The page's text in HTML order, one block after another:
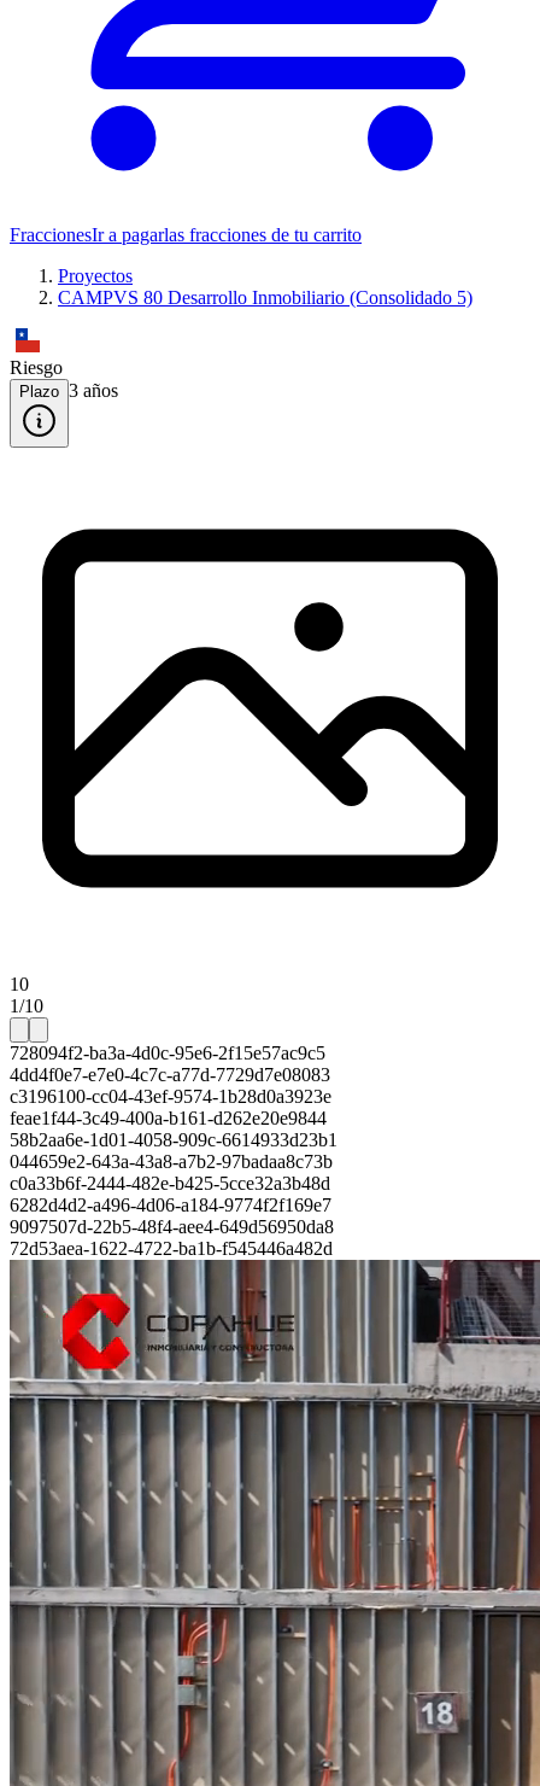
FraccionesIr a pagarlas fracciones de tu carrito
Proyectos
CAMPVS 80 Desarrollo Inmobiliario (Consolidado 5)
Riesgo
Plazo 3 años
10
1/10
728094f2-ba3a-4d0c-95e6-2f15e57ac9c5
4dd4f0e7-e7e0-4c7c-a77d-7729d7e08083
c3196100-cc04-43ef-9574-1b28d0a3923e
feae1f44-3c49-400a-b161-d262e20e9844
58b2aa6e-1d01-4058-909c-6614933d23b1
044659e2-643a-43a8-a7b2-97badaa8c73b
c0a33b6f-2444-482e-b425-5cce32a3b48d
6282d4d2-a496-4d06-a184-9774f2f169e7
9097507d-22b5-48f4-aee4-649d56950da8
72d53aea-1622-4722-ba1b-f545446a482d